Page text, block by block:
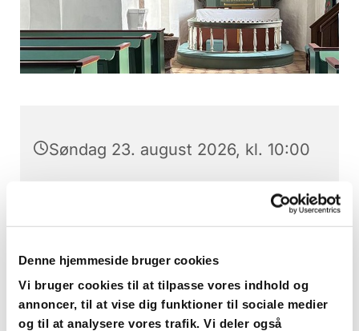
Denne hjemmeside bruger cookies
Vi bruger cookies til at tilpasse vores indhold og
annoncer, til at vise dig funktioner til sociale medier
og til at analysere vores trafik. Vi deler også
Søndag 23. august 2026, kl. 10:00
Sædder Kirke, Sæddervej 34 B,